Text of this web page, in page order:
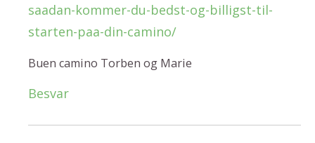
saadan-kommer-du-bedst-og-billigst-til-
starten-paa-din-camino/
Buen camino Torben og Marie
Besvar